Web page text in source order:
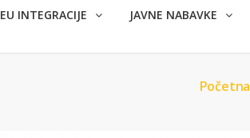
EU INTEGRACIJE JAVNE NABAVKE
Početna